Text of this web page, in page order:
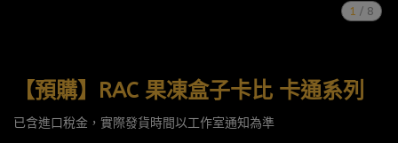
1 / 8
【預購】RAC 果凍盒子卡比 卡通系列
已含進口稅金，實際發貨時間以工作室通知為準